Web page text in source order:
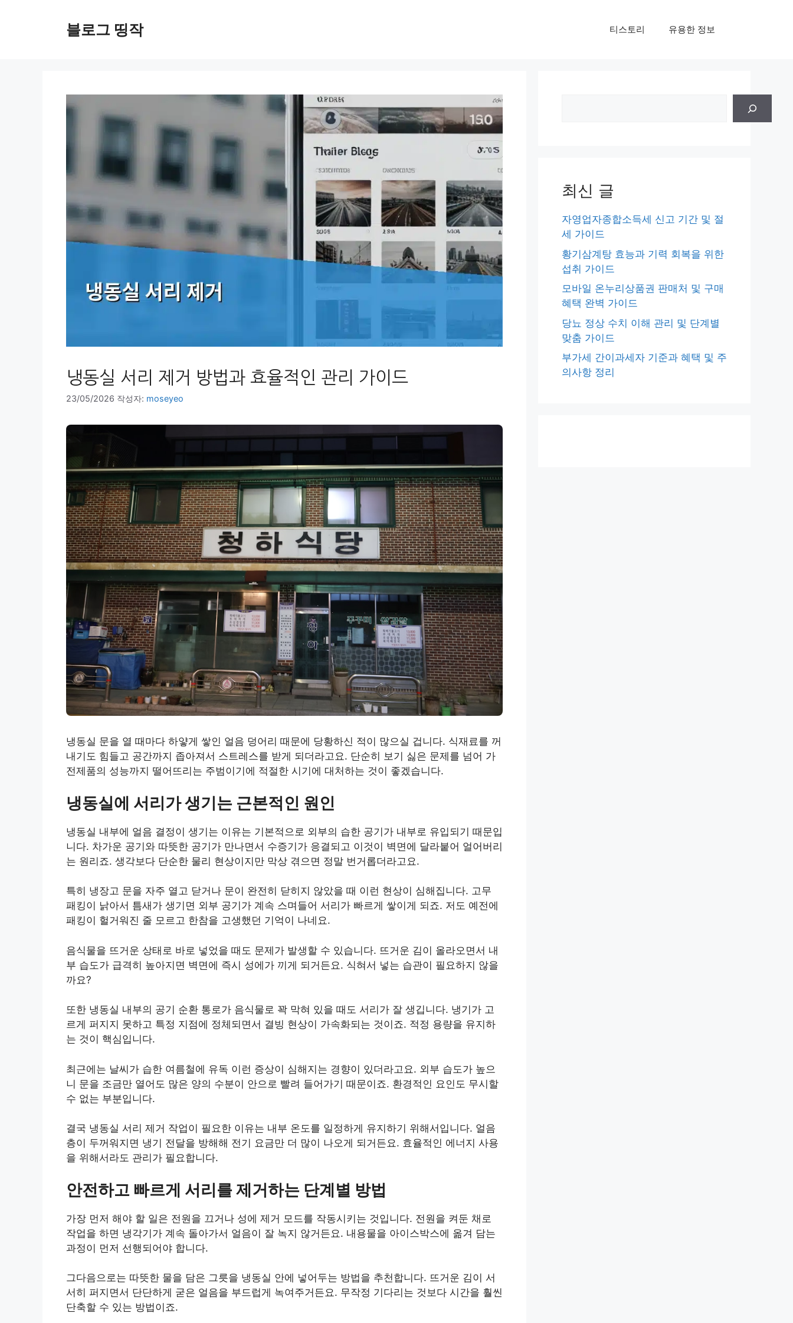
블로그 띵작 티스토리 유용한 정보
냉동실 서리 제거 방법과 효율적인 관리 가이드
23/05/2026 작성자: moseyeo
냉동실 문을 열 때마다 하얗게 쌓인 얼음 덩어리 때문에 당황하신 적이 많으실 겁니다. 식재료를 꺼
내기도 힘들고 공간까지 좁아져서 스트레스를 받게 되더라고요. 단순히 보기 싫은 문제를 넘어 가
전제품의 성능까지 떨어뜨리는 주범이기에 적절한 시기에 대처하는 것이 좋겠습니다.
냉동실에 서리가 생기는 근본적인 원인
냉동실 내부에 얼음 결정이 생기는 이유는 기본적으로 외부의 습한 공기가 내부로 유입되기 때문입
니다. 차가운 공기와 따뜻한 공기가 만나면서 수증기가 응결되고 이것이 벽면에 달라붙어 얼어버리
는 원리죠. 생각보다 단순한 물리 현상이지만 막상 겪으면 정말 번거롭더라고요.
특히 냉장고 문을 자주 열고 닫거나 문이 완전히 닫히지 않았을 때 이런 현상이 심해집니다. 고무
패킹이 낡아서 틈새가 생기면 외부 공기가 계속 스며들어 서리가 빠르게 쌓이게 되죠. 저도 예전에
패킹이 헐거워진 줄 모르고 한참을 고생했던 기억이 나네요.
음식물을 뜨거운 상태로 바로 넣었을 때도 문제가 발생할 수 있습니다. 뜨거운 김이 올라오면서 내
부 습도가 급격히 높아지면 벽면에 즉시 성에가 끼게 되거든요. 식혀서 넣는 습관이 필요하지 않을
까요?
또한 냉동실 내부의 공기 순환 통로가 음식물로 꽉 막혀 있을 때도 서리가 잘 생깁니다. 냉기가 고
르게 퍼지지 못하고 특정 지점에 정체되면서 결빙 현상이 가속화되는 것이죠. 적정 용량을 유지하
는 것이 핵심입니다.
최근에는 날씨가 습한 여름철에 유독 이런 증상이 심해지는 경향이 있더라고요. 외부 습도가 높으
니 문을 조금만 열어도 많은 양의 수분이 안으로 빨려 들어가기 때문이죠. 환경적인 요인도 무시할
수 없는 부분입니다.
결국 냉동실 서리 제거 작업이 필요한 이유는 내부 온도를 일정하게 유지하기 위해서입니다. 얼음
층이 두꺼워지면 냉기 전달을 방해해 전기 요금만 더 많이 나오게 되거든요. 효율적인 에너지 사용
을 위해서라도 관리가 필요합니다.
안전하고 빠르게 서리를 제거하는 단계별 방법
가장 먼저 해야 할 일은 전원을 끄거나 성에 제거 모드를 작동시키는 것입니다. 전원을 켜둔 채로
작업을 하면 냉각기가 계속 돌아가서 얼음이 잘 녹지 않거든요. 내용물을 아이스박스에 옮겨 담는
과정이 먼저 선행되어야 합니다.
그다음으로는 따뜻한 물을 담은 그릇을 냉동실 안에 넣어두는 방법을 추천합니다. 뜨거운 김이 서
서히 퍼지면서 단단하게 굳은 얼음을 부드럽게 녹여주거든요. 무작정 기다리는 것보다 시간을 훨씬
단축할 수 있는 방법이죠.
최신 글
자영업자종합소득세 신고 기간 및 절
세 가이드
황기삼계탕 효능과 기력 회복을 위한
섭취 가이드
모바일 온누리상품권 판매처 및 구매
혜택 완벽 가이드
당뇨 정상 수치 이해 관리 및 단계별
맞춤 가이드
부가세 간이과세자 기준과 혜택 및 주
의사항 정리